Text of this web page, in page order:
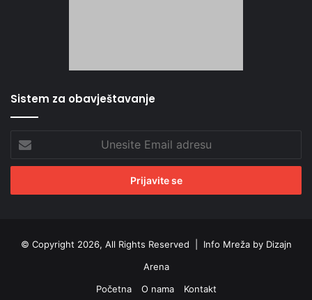
Sistem za obavještavanje
Unesite
Email
adresu
© Copyright 2026, All Rights Reserved | Info Mreža by Dizajn
Arena
Početna
O nama Kontakt